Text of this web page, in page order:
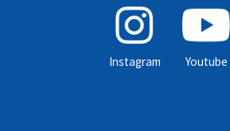
Instagram Youtube